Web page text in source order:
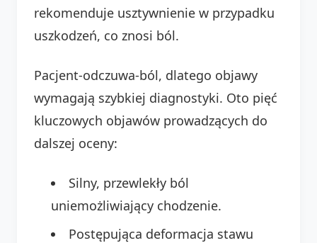
rekomenduje usztywnienie w przypadku
uszkodzeń, co znosi ból.
Pacjent-odczuwa-ból, dlatego objawy
wymagają szybkiej diagnostyki. Oto pięć
kluczowych objawów prowadzących do
dalszej oceny:
Silny, przewlekły ból
uniemożliwiający chodzenie.
Postępująca deformacja stawu